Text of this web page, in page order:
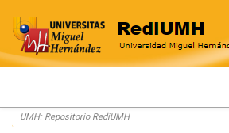
Skip
navigation
UMH: Repositorio RediUMH